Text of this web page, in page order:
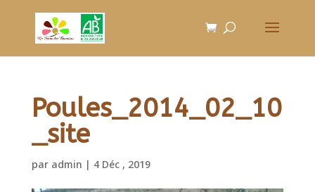
Poules_2014_02_10
_site
par admin | 4 Déc , 2019